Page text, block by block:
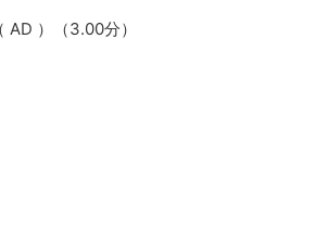
AD ）（3.00分）